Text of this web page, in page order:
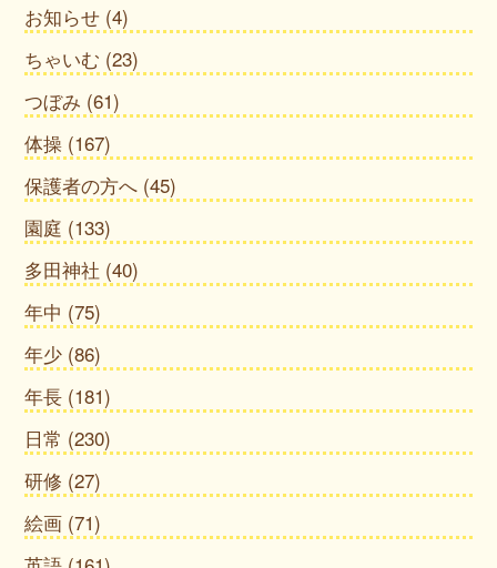
お知らせ (4)
ちゃいむ (23)
つぼみ (61)
体操 (167)
保護者の方へ (45)
園庭 (133)
多田神社 (40)
年中 (75)
年少 (86)
年長 (181)
日常 (230)
研修 (27)
絵画 (71)